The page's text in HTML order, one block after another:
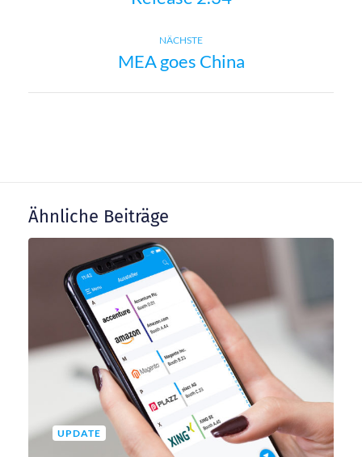
g
a
i
NÄCHSTENext
post:
MEA goes China
Ähnliche Beiträge
UPDATE